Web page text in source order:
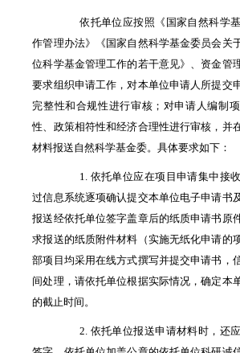
依托单位应按照《国家自然科学基
作管理办法》《国家自然科学基金委员会关
位科学基金管理工作的若干意见》、资金管
要求组织申请工作，对本单位申请人所提交
完整性和合规性进行审核；对申请人编制
性、政策相符性和经济合理性进行审核，并
材料报送自然科学基金委。具体要求如下：
1. 依托单位应在项目申请集中接收
过信息系统逐项确认提交本单位电子申请书
报送经依托单位签字盖章后的纸质申请书原
求报送的纸质附件材料（实施无纸化申请的
部项目均采用在线方式撰写并提交申请书，
间处理，请依托单位根据实际情况，确定本
的截止时间。
2. 依托单位报送申请材料时，还应